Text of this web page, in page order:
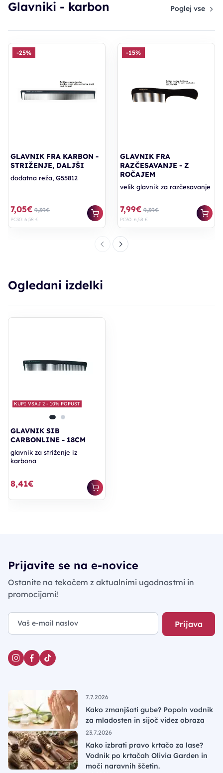
Glavniki - karbon Poglej vse
-25%
GLAVNIK FRA KARBON -
STRIŽENJE, DALJŠI
dodatna reža, G55812
7,05€ 9,39€
PC30: 6,58 €
-15%
GLAVNIK FRA
RAZČESAVANJE - Z
ROČAJEM
velik glavnik za razčesavanje
7,99€ 9,39€
PC30: 6,58 €
Ogledani izdelki
KUPI VSAJ 2 - 10% POPUST
GLAVNIK SIB
CARBONLINE - 18CM
glavnik za striženje iz
karbona
8,41€
Prijavite se na e-novice
Ostanite na tekočem z aktualnimi ugodnostmi in
promocijami!
Prijava
7.7.2026
Kako zmanjšati gube? Popoln vodnik
za mladosten in sijoč videz obraza
23.7.2026
Kako izbrati pravo krtačo za lase?
Vodnik po krtačah Olivia Garden in
moči naravnih ščetin.